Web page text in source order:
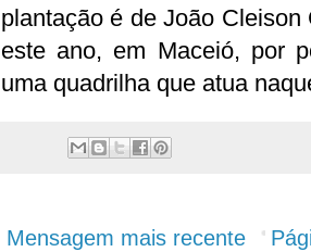
plantação é de João
este ano, em Maceió, por
uma quadrilha que atua
Mensagem mais recente